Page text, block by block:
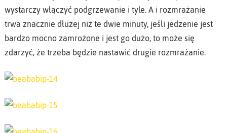
wystarczy włączyć podgrzewanie i tyle. A i rozmrażanie
trwa znacznie dłużej niż te dwie minuty, jeśli jedzenie jest
bardzo mocno zamrożone i jest go dużo, to może się
zdarzyć, że trzeba będzie nastawić drugie rozmrażanie.